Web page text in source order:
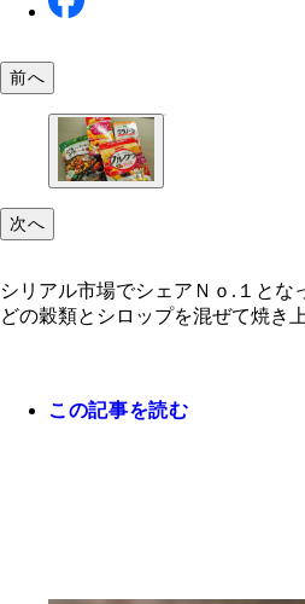
前へ
次へ
シリアル市場でシェアＮｏ.１と
どの穀類とシロップを混ぜて焼き
この記事を読む